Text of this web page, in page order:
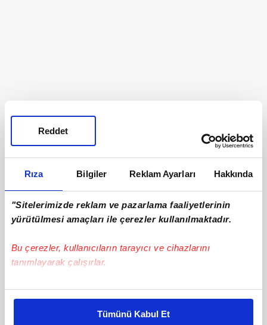
Rıza Bilgiler Reklam Ayarları Hakkında
"Sitelerimizde reklam ve pazarlama faaliyetlerinin
yürütülmesi amaçları ile çerezler kullanılmaktadır.
Bu çerezler, kullanıcıların tarayıcı ve cihazlarını
tanımlayarak çalışırlar.
Bu çerezlere izin vermeniz halinde sizlere özel
daha iyi reklam deneyimi yaşatabiliriz. Bunu yaparken
Tümünü Kabul Et
Reddet